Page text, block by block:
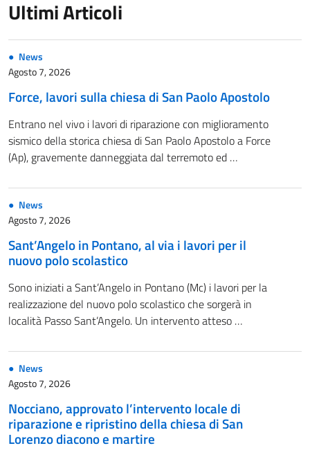
Ultimi Articoli
News
Agosto 7, 2026
Force, lavori sulla chiesa di San Paolo Apostolo
Entrano nel vivo i lavori di riparazione con miglioramento
sismico della storica chiesa di San Paolo Apostolo a Force
(Ap), gravemente danneggiata dal terremoto ed …
News
Agosto 7, 2026
Sant’Angelo in Pontano, al via i lavori per il
nuovo polo scolastico
Sono iniziati a Sant’Angelo in Pontano (Mc) i lavori per la
realizzazione del nuovo polo scolastico che sorgerà in
località Passo Sant’Angelo. Un intervento atteso …
News
Agosto 7, 2026
Nocciano, approvato l’intervento locale di
riparazione e ripristino della chiesa di San
Lorenzo diacono e martire